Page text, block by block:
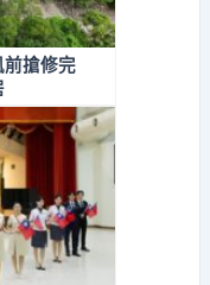
前搶修完